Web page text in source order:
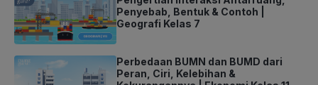
Penyebab, Bentuk & Contoh |
Geografi Kelas 7
Perbedaan BUMN dan BUMD dari
Peran, Ciri, Kelebihan &